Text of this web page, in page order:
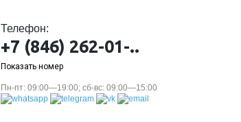
Телефон:
+7 (846) 262-01-..
Показать номер
Пн-пт: 09:00—19:00; сб-вс: 09:00—15:00